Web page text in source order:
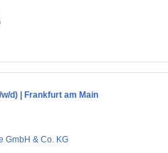
d) | Frankfurt am Main
GmbH & Co. KG